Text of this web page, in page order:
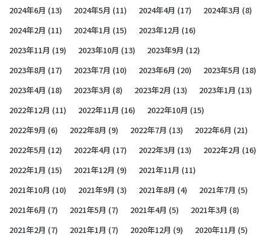
2024年6月 (13) 2024年5月 (11) 2024年4月 (17) 2024年3月 (8)
2024年2月 (11) 2024年1月 (15) 2023年12月 (16)
2023年11月 (19) 2023年10月 (13) 2023年9月 (12)
2023年8月 (17) 2023年7月 (10) 2023年6月 (20) 2023年5月 (18)
2023年4月 (18) 2023年3月 (8) 2023年2月 (13) 2023年1月 (13)
2022年12月 (11) 2022年11月 (16) 2022年10月 (15)
2022年9月 (6) 2022年8月 (9) 2022年7月 (13) 2022年6月 (21)
2022年5月 (12) 2022年4月 (17) 2022年3月 (13) 2022年2月 (16)
2022年1月 (15) 2021年12月 (9) 2021年11月 (11)
2021年10月 (10) 2021年9月 (3) 2021年8月 (4) 2021年7月 (5)
2021年6月 (7) 2021年5月 (7) 2021年4月 (5) 2021年3月 (8)
2021年2月 (7) 2021年1月 (7) 2020年12月 (9) 2020年11月 (5)